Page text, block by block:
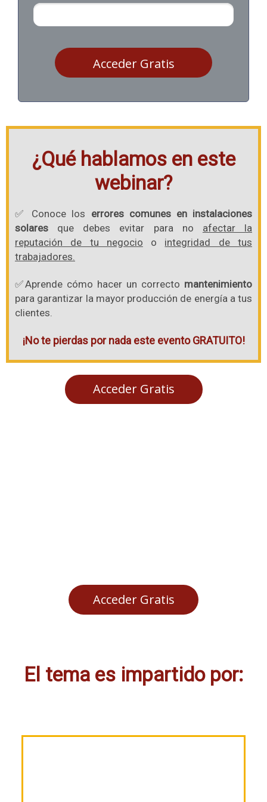
Acceder Gratis
¿Qué hablamos en este
webinar?
✅ Conoce los errores comunes en instalaciones
solares que debes evitar para no afectar la
reputación de tu negocio o integridad de tus
trabajadores.
✅Aprende cómo hacer un correcto mantenimiento
para garantizar la mayor producción de energía a tus
clientes.
¡No te pierdas por nada este evento GRATUITO!
Acceder Gratis
Acceder Gratis
El tema es impartido por: